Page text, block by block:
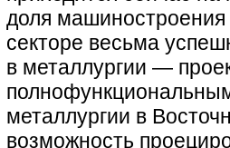
доля машиностроения
секторе весьма
в металлургии —
металлургии в
возможность